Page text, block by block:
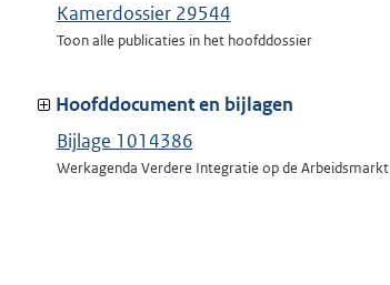
Kamerdossier 29544
Toon alle publicaties in het hoofddossier
Hoofddocument en bijlagen
Bijlage 1014386
Werkagenda Verdere Integratie op de Arbeidsmarkt